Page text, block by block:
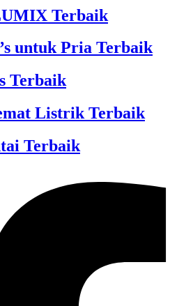
Terbaik
untuk Pria Terbaik
Terbaik
Listrik Terbaik
Terbaik